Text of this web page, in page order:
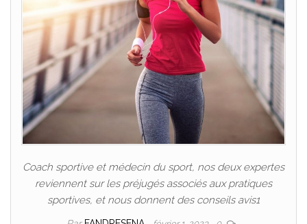
Coach sportive et médecin du sport, nos deux expertes
reviennent sur les préjugés associés aux pratiques
sportives, et nous donnent des conseils avis1